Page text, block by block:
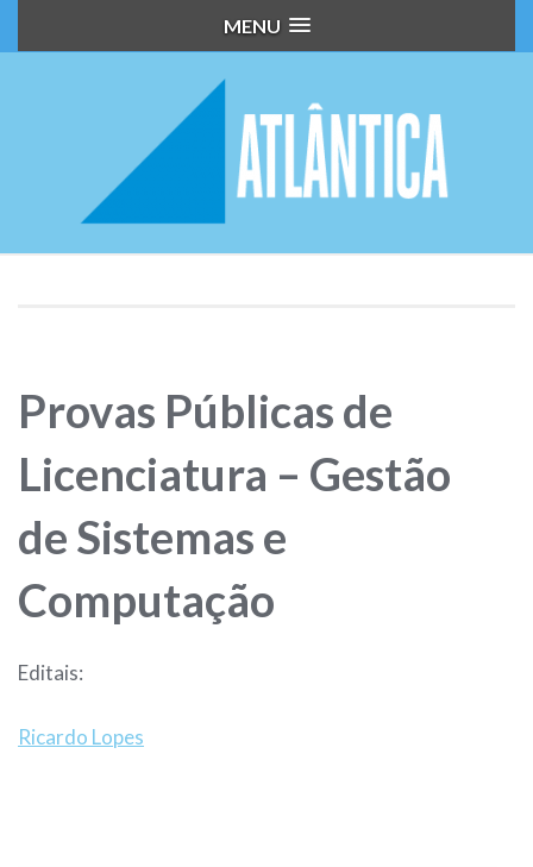
MENU
Provas Públicas de
Licenciatura – Gestão
de Sistemas e
Computação
Editais:
Ricardo Lopes